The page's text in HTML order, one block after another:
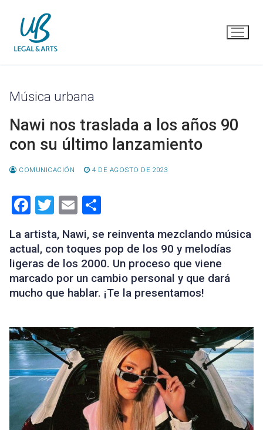
contenido
Música urbana
Nawi nos traslada a los años 90
con su último lanzamiento
COMUNICACIÓN 4 DE AGOSTO DE 2023
Facebook
Twitter
Email
La artista, Nawi, se reinventa mezclando música
actual, con toques pop de los 90 y melodías
ligeras de los 2000. Un proceso que viene
marcado por un cambio personal y que dará
mucho que hablar. ¡Te la presentamos!